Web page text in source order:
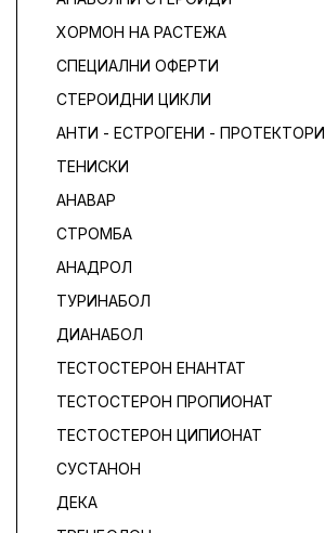
ХОРМОН НА РАСТЕЖА
СПЕЦИАЛНИ ОФЕРТИ
СТЕРОИДНИ ЦИКЛИ
АНТИ - ЕСТРОГЕНИ - ПРОТЕКТОРИ
ТЕНИСКИ
АНАВАР
СТРОМБА
АНАДРОЛ
ТУРИНАБОЛ
ДИАНАБОЛ
ТЕСТОСТЕРОН ЕНАНТАТ
ТЕСТОСТЕРОН ПРОПИОНАТ
ТЕСТОСТЕРОН ЦИПИОНАТ
СУСТАНОН
ДЕКА